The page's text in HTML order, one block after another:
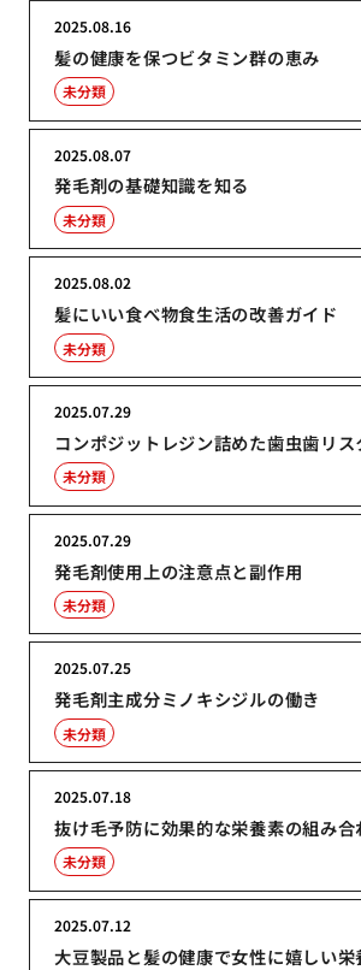
髪の健康を保つビタミン群の恵み
2025.08.16
未分類
発毛剤の基礎知識を知る
2025.08.07
未分類
髪にいい食べ物食生活の改善ガイド
2025.08.02
未分類
コンポジットレジン詰めた歯虫歯リス
2025.07.29
未分類
発毛剤使用上の注意点と副作用
2025.07.29
未分類
発毛剤主成分ミノキシジルの働き
2025.07.25
未分類
抜け毛予防に効果的な栄養素の組み合
2025.07.18
未分類
大豆製品と髪の健康で女性に嬉しい栄
2025.07.12